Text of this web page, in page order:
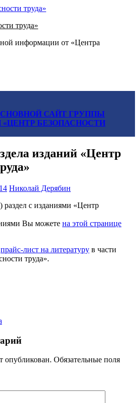
труда»
информации от «Центра
САЙТ ГРУППЫ
БЕЗОПАСНОСТИ
изданий «Центр
Николай Дерябин
раздел с изданиями «Центр
Вы можете на этой странице
прайс-лист на литературу в части
труда».
опубликован. Обязательные поля